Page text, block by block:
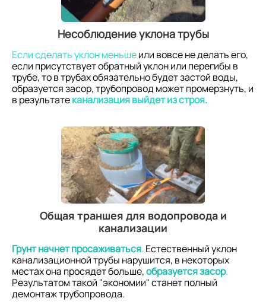
Несоблюдение уклона трубы
Если сделать уклон меньшеили вовсе не делать его,
если присутствует обратный уклон или перегибы в
трубе, то в трубах обязательно будет застой воды,
образуется засор, трубопровод может промерзнуть, и
в результатеканализация выйдет из строя.
Общая траншея для водопровода и
канализации
Грунт начнет просаживаться. Естественный уклон
канализационной трубы нарушится, в некоторых
местах она просядет больше,образуется засор.
Результатом такой "экономии" станет полный
демонтаж трубопровода.